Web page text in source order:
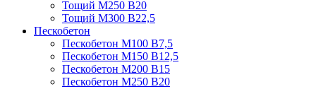
Тощий М250 В20
Тощий М300 В22,5
Пескобетон
Пескобетон М100 В7,5
Пескобетон М150 В12,5
Пескобетон М200 В15
Пескобетон М250 В20